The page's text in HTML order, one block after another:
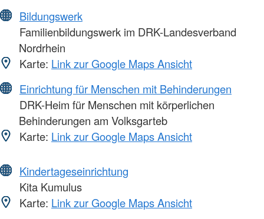
Bildungswerk
Familienbildungswerk im DRK-Landesverband
Nordrhein
Karte: Link zur Google Maps Ansicht
Einrichtung für Menschen mit Behinderungen
DRK-Heim für Menschen mit körperlichen
Behinderungen am Volksgarteb
Karte: Link zur Google Maps Ansicht
Kindertageseinrichtung
Kita Kumulus
Karte: Link zur Google Maps Ansicht